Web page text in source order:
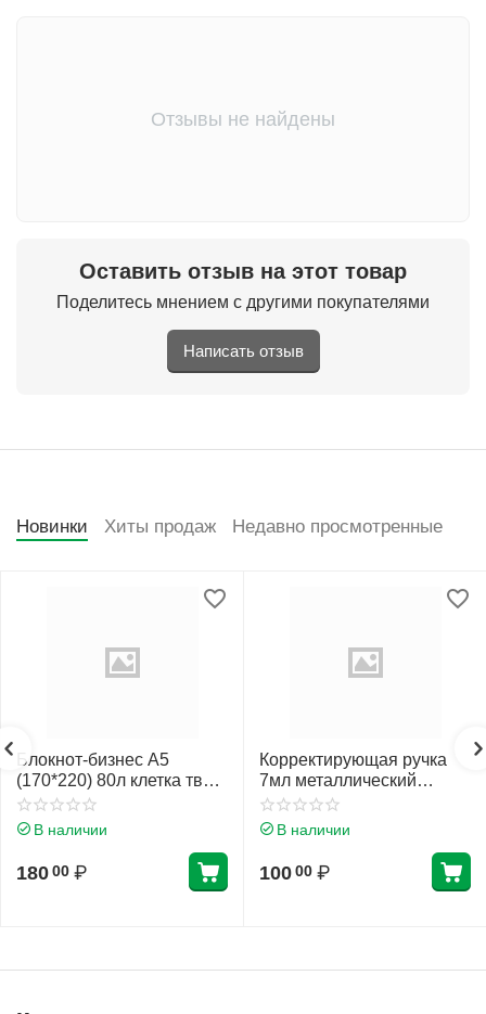
Отзывы не найдены
Оставить отзыв на этот товар
Поделитесь мнением с другими покупателями
Написать отзыв
Новинки Хиты продаж Недавно просмотренные
Блокнот-бизнес А5
(170*220) 80л клетка тв
обл 7Бц Проф-Пресс
Нежные листья глянц лам
В наличии
180 00 ₽
Корректирующая ручка
7мл металлический
наконечник Erich Krause
Стандарт 55989
В наличии
100 00 ₽